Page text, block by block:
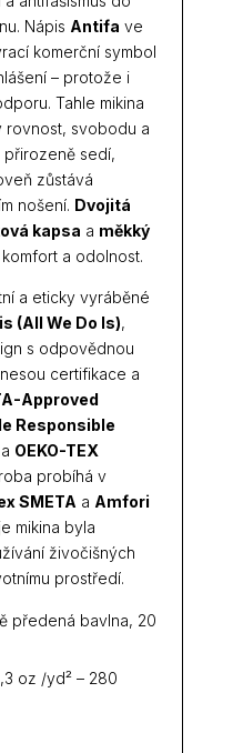
Nápis Antifa ve
komerční symbol
– protože i
Tahle mikina
rovnost, svobodu a
přirozeně sedí,
zůstává
nošení. Dvojitá
kapsa a měkký
a odolnost.
a eticky vyráběné
(All We Do Is),
s odpovědnou
certifikace a
Approved
Responsible
a OEKO-TEX
probíhá v
SMETA a Amfori
mikina byla
živočišných
prostředí.
předená bavlna, 20
oz /yd² – 280